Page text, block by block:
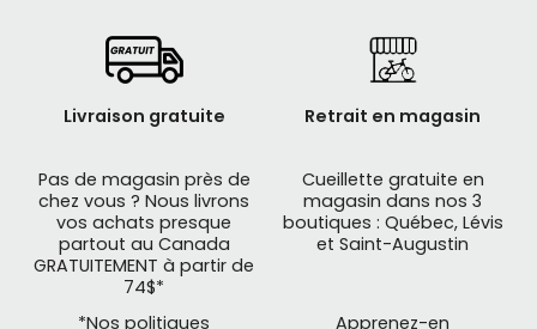
Livraison gratuite
Pas de magasin près de
chez vous ? Nous livrons
vos achats presque
partout au Canada
GRATUITEMENT à partir de
74$*
*Nos politiques
Retrait en magasin
Cueillette gratuite en
magasin dans nos 3
boutiques : Québec, Lévis
et Saint-Augustin
Apprenez-en